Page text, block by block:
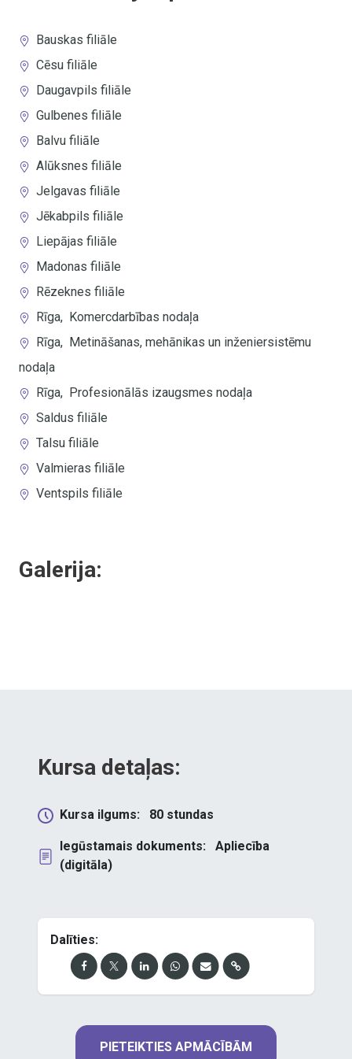
Bauskas filiāle
Cēsu filiāle
Daugavpils filiāle
Gulbenes filiāle
Balvu filiāle
Alūksnes filiāle
Jelgavas filiāle
Jēkabpils filiāle
Liepājas filiāle
Madonas filiāle
Rēzeknes filiāle
Rīga, Komercdarbības nodaļa
Rīga, Metināšanas, mehānikas un inženiersistēmu
nodaļa
Rīga, Profesionālās izaugsmes nodaļa
Saldus filiāle
Talsu filiāle
Valmieras filiāle
Ventspils filiāle
Galerija:
Kursa detaļas:
Kursa ilgums: 80 stundas
Iegūstamais dokuments:
Apliecība
(digitāla)
Dalīties:
PIETEIKTIES APMĀCĪBĀM